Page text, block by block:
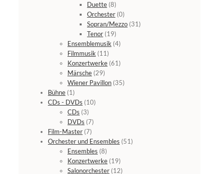
Duette (8)
Orchester (0)
Sopran/Mezzo (31)
Tenor (19)
Ensemblemusik (4)
Filmmusik (11)
Konzertwerke (61)
Märsche (29)
Wiener Pavillon (35)
Bühne (1)
CDs - DVDs (10)
CDs (3)
DVDs (7)
Film-Master (7)
Orchester und Ensembles (51)
Ensembles (8)
Konzertwerke (19)
Salonorchester (12)